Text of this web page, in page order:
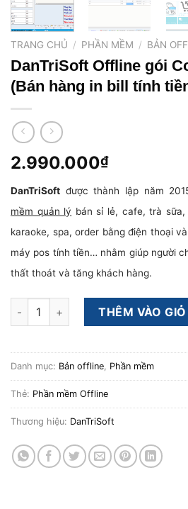
TRANG CHỦ / PHẦN MỀM / BẢN
DanTriSoft Offline gói
(Bán hàng in bill tính
2.990.000₫
DanTriSoft được thành lập năm
mềm quản lý bán sỉ lẻ, cafe, trà
karaoke, spa, order bằng điện thoại và
máy pos tính tiền… nhằm giúp người
thất thoát và tăng khách hàng.
DanTriSoft Offline gói Cơ bản vĩnh
THÊM VÀO
Danh mục: Bản offline Phần mềm
Thẻ: Phần mềm Offline
Thương hiệu: DanTriSoft